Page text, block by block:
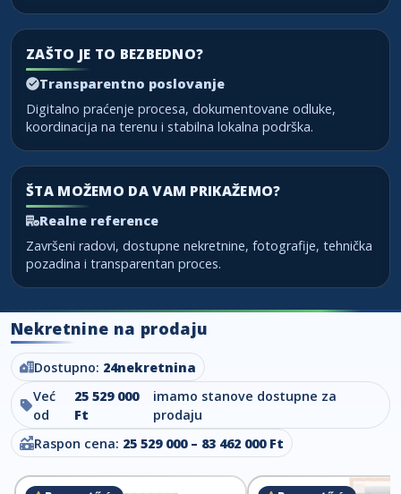
ZAŠTO JE TO BEZBEDNO?
Transparentno poslovanje
Digitalno praćenje procesa, dokumentovane odluke,
koordinacija na terenu i stabilna lokalna podrška.
ŠTA MOŽEMO DA VAM PRIKAŽEMO?
Realne reference
Završeni radovi, dostupne nekretnine, fotografije, tehnička
pozadina i transparentan proces.
Nekretnine na prodaju
Dostupno: 24nekretnina
Već
od
25 529 000
Ft
imamo stanove dostupne za
prodaju
Raspon cena: 25 529 000 – 83 462 000 Ft